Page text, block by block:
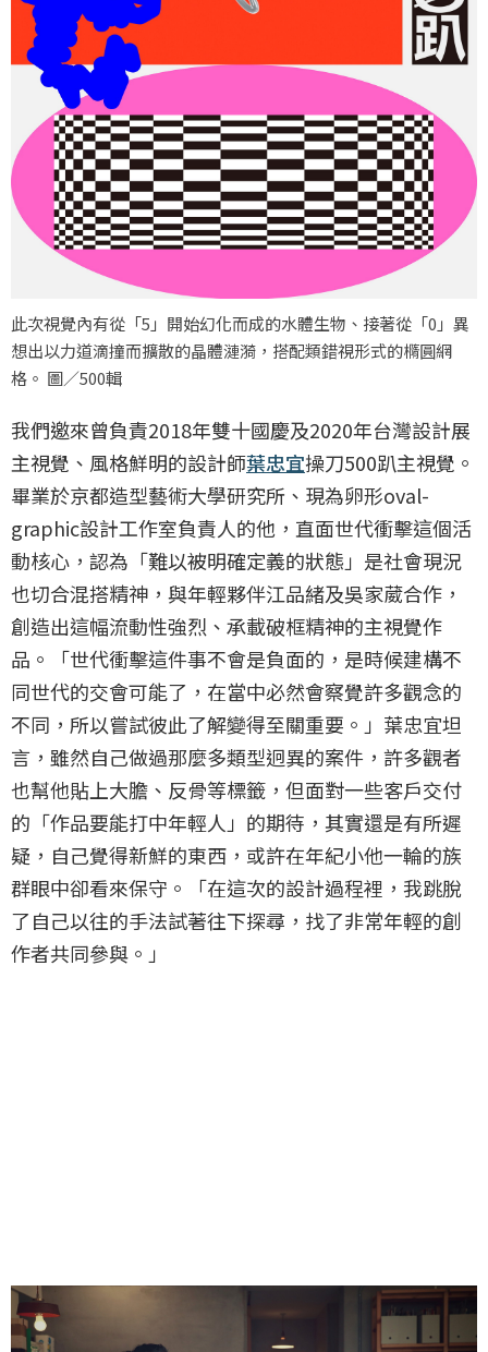
此次視覺內有從「5」開始幻化而成的水體生物、接著從「0」異
想出以力道滴撞而擴散的晶體漣漪，搭配類錯視形式的橢圓網
格。 圖／500輯
我們邀來曾負責2018年雙十國慶及2020年台灣設計展
主視覺、風格鮮明的設計師葉忠宜操刀500趴主視覺。
畢業於京都造型藝術大學研究所、現為卵形oval-
graphic設計工作室負責人的他，直面世代衝擊這個活
動核心，認為「難以被明確定義的狀態」是社會現況
也切合混搭精神，與年輕夥伴江品緒及吳家葳合作，
創造出這幅流動性強烈、承載破框精神的主視覺作
品。「世代衝擊這件事不會是負面的，是時候建構不
同世代的交會可能了，在當中必然會察覺許多觀念的
不同，所以嘗試彼此了解變得至關重要。」葉忠宜坦
言，雖然自己做過那麼多類型迥異的案件，許多觀者
也幫他貼上大膽、反骨等標籤，但面對一些客戶交付
的「作品要能打中年輕人」的期待，其實還是有所遲
疑，自己覺得新鮮的東西，或許在年紀小他一輪的族
群眼中卻看來保守。「在這次的設計過程裡，我跳脫
了自己以往的手法試著往下探尋，找了非常年輕的創
作者共同參與。」